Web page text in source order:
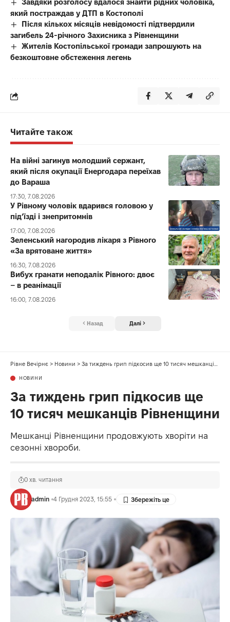
який постраждав у ДТП в Костополі
Після кількох місяців невідомості підтвердили
загибель 24-річного Захисника з Рівненщини
Жителів Костопільської громади запрошують на
безкоштовне обстеження легень
Читайте також
На війні загинув молодший сержант,
який після окупації Енергодара переїхав
до Вараша
17:30, 7.08.2026
У Рівному чоловік вдарився головою у
під’їзді і знепритомнів
17:00, 7.08.2026
Зеленський нагородив лікаря з Рівного
«За врятоване життя»
16:30, 7.08.2026
Вибух гранати неподалік Рівного: двоє
– в реанімації
16:00, 7.08.2026
Назад Далі
Рівне Вечірнє > Новини > За тиждень грип підкосив ще 10 тисяч мешканців Рівненщини
НОВИНИ
За тиждень грип підкосив ще
10 тисяч мешканців Рівненщини
Мешканці Рівненщини продовжують хворіти на
сезонні хвороби.
admin 4 Грудня 2023, 15:55
0 хв. читання